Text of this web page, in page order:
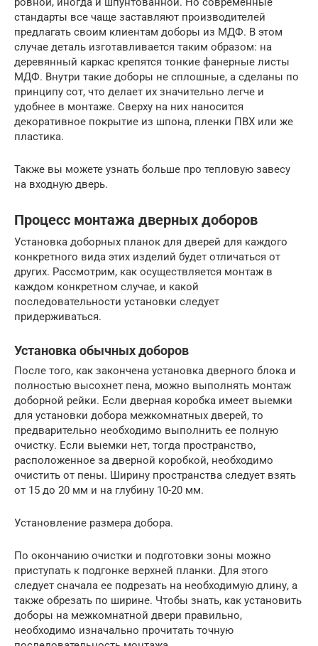
стандарты все чаще заставляют производителей
предлагать своим клиентам доборы из МДФ. В этом
случае деталь изготавливается таким образом: на
деревянный каркас крепятся тонкие фанерные листы
МДФ. Внутри такие доборы не сплошные, а сделаны по
принципу сот, что делает их значительно легче и
удобнее в монтаже. Сверху на них наносится
декоративное покрытие из шпона, пленки ПВХ или же
пластика.
Также вы можете узнать больше про тепловую завесу
на входную дверь.
Процесс монтажа дверных доборов
Установка доборных планок для дверей для каждого
конкретного вида этих изделий будет отличаться от
других. Рассмотрим, как осуществляется монтаж в
каждом конкретном случае, и какой
последовательности установки следует
придерживаться.
Установка обычных доборов
После того, как закончена установка дверного блока и
полностью высохнет пена, можно выполнять монтаж
доборной рейки. Если дверная коробка имеет выемки
для установки добора межкомнатных дверей, то
предварительно необходимо выполнить ее полную
очистку. Если выемки нет, тогда пространство,
расположенное за дверной коробкой, необходимо
очистить от пены. Ширину пространства следует взять
от 15 до 20 мм и на глубину 10-20 мм.
Установление размера добора.
По окончанию очистки и подготовки зоны можно
приступать к подгонке верхней планки. Для этого
следует сначала ее подрезать на необходимую длину, а
также обрезать по ширине. Чтобы знать, как установить
доборы на межкомнатной двери правильно,
необходимо изначально прочитать точную